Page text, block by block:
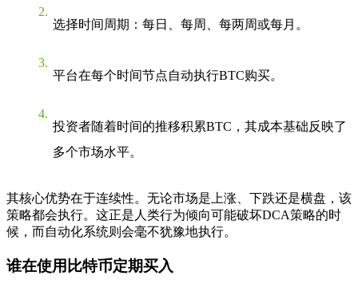
选择时间周期：每日、每周、每两周或每月。
平台在每个时间节点自动执行BTC购买。
投资者随着时间的推移积累BTC，其成本基础反映了
多个市场水平。
其核心优势在于连续性。无论市场是上涨、下跌还是横盘，该
策略都会执行。这正是人类行为倾向可能破坏DCA策略的时
候，而自动化系统则会毫不犹豫地执行。
谁在使用比特币定期买入